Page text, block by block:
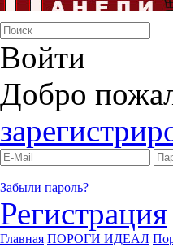
Войти
Добро
Забыли пароль?
Регистрация
Главная ПОРОГИ ИДЕАЛ